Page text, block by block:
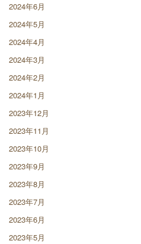
2024年6月
2024年5月
2024年4月
2024年3月
2024年2月
2024年1月
2023年12月
2023年11月
2023年10月
2023年9月
2023年8月
2023年7月
2023年6月
2023年5月